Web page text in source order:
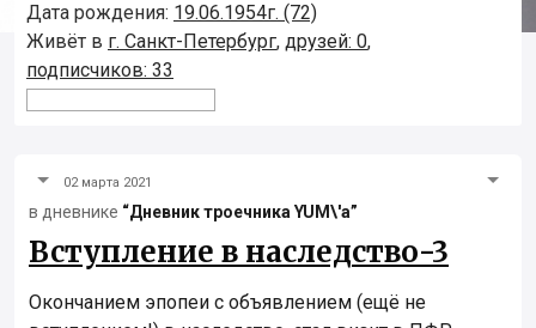
Дата рождения: 19.06.1954г. (72)
Живёт в г. Санкт-Петербург, друзей: 0,
подписчиков: 33
02 марта 2021
в дневнике “Дневник троечника YUM\'а”
Вступление в наследство-3
Окончанием эпопеи с объявлением (ещё не